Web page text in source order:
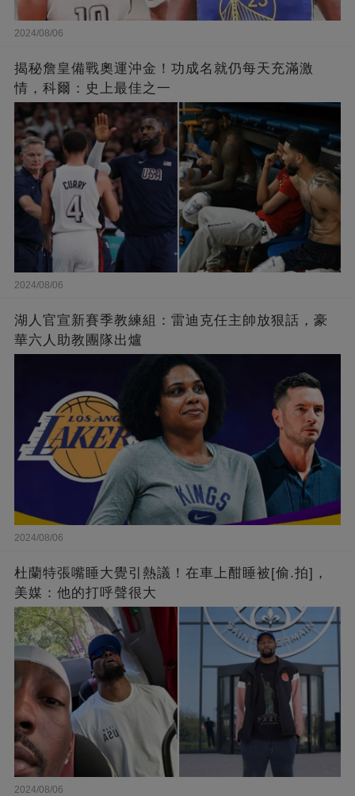
2024/08/06
揭秘詹皇備戰奧運沖金！功成名就仍每天充滿激
情，科爾：史上最佳之一
2024/08/06
湖人官宣新賽季教練組：雷迪克任主帥放狠話，豪
華六人助教團隊出爐
2024/08/06
杜蘭特張嘴睡大覺引熱議！在車上酣睡被[偷.拍]，
美媒：他的打呼聲很大
2024/08/06